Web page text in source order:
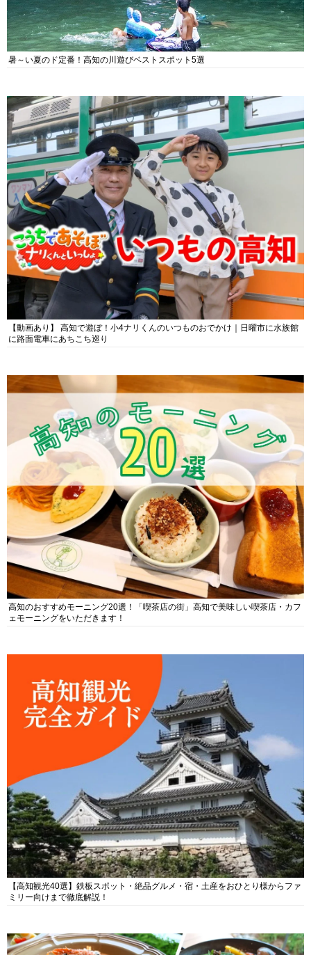
暑～い夏のド定番！高知の川遊びベストスポット5選
【動画あり】 高知で遊ぼ！小4ナリくんのいつものおでかけ｜日曜市に水族館
に路面電車にあちこち巡り
高知のおすすめモーニング20選！「喫茶店の街」高知で美味しい喫茶店・カフ
ェモーニングをいただきます！
【高知観光40選】鉄板スポット・絶品グルメ・宿・土産をおひとり様からファ
ミリー向けまで徹底解説！